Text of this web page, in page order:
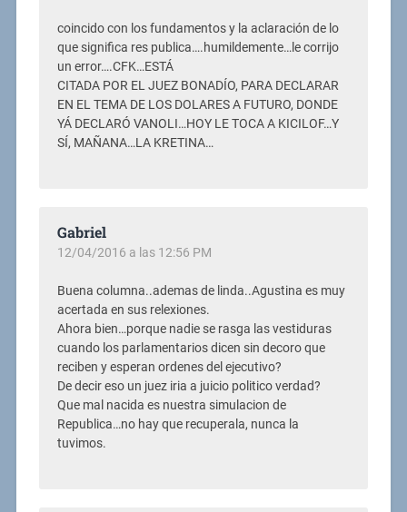
coincido con los fundamentos y la aclaración de lo
que significa res publica….humildemente…le corrijo
un error….CFK…ESTÁ
CITADA POR EL JUEZ BONADÍO, PARA DECLARAR
EN EL TEMA DE LOS DOLARES A FUTURO, DONDE
YÁ DECLARÓ VANOLI…HOY LE TOCA A KICILOF…Y
SÍ, MAÑANA…LA KRETINA…
Gabriel
12/04/2016 a las 12:56 PM
Buena columna..ademas de linda..Agustina es muy
acertada en sus relexiones.
Ahora bien…porque nadie se rasga las vestiduras
cuando los parlamentarios dicen sin decoro que
reciben y esperan ordenes del ejecutivo?
De decir eso un juez iria a juicio politico verdad?
Que mal nacida es nuestra simulacion de
Republica…no hay que recuperala, nunca la
tuvimos.